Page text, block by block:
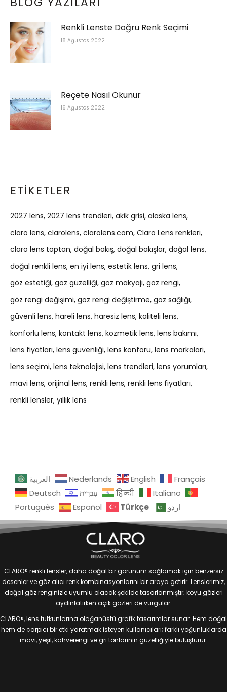
Renkli Lenste Doğru Renk Seçimi
18 Ağustos 2022
Reçete Nasıl Okunur
16 Ağustos 2022
ETIKETLER
2027 lens 2027 lens trendleri akik grisi alaska lens
claro lens clarolens clarolens.com Claro Lens renkleri
claro lens toptan doğal bakış doğal bakışlar doğal lens
doğal renkli lens en iyi lens estetik lens gri lens
göz estetiği göz güzelliği göz makyajı göz rengi
göz rengi değişimi göz rengi değiştirme göz sağlığı
güvenli lens hareli lens haresiz lens kaliteli lens
konforlu lens kontakt lens kozmetik lens lens bakımı
lens fiyatları lens güvenliği lens konforu lens markalari
lens seçimi lens teknolojisi lens trendleri lens yorumları
mavi lens orijinal lens renkli lens renkli lens fiyatları
renkli lensler yıllık lens
العربية Nederlands English
Français
Deutsch
עִבְרִית हिन्दी
Italiano
Português
Español Türkçe اردو
CLARO® renkli lensler, daha doğal bir görünüm sağlamak için benzersiz
desenler ve göz alıcı renk kombinasyonlarını bir araya getirir. Lenslerimiz,
doğal göz renginizle uyumlu olacak şekilde tasarlanmıştır; koyu gözleri
aydınlatırken açık gözleri de vurgular.
CLARO®, lens tutkunlarına olağanüstü grafik tasarımlar sunar. Hem doğal
hem de çarpıcı bir etki yaratmak isteyen kullanıcıları; farklı yoğunluklarda
mavi, yeşil, kahverengi ve gri tonlarının güzelliğiyle buluşturur.